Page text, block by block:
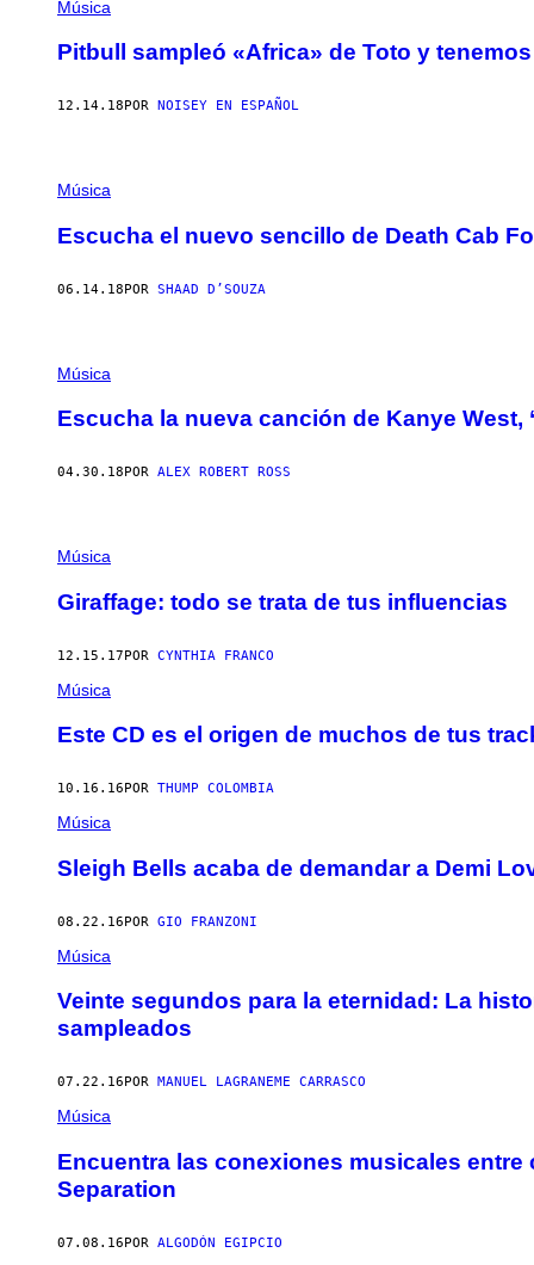
Música
Pitbull sampleó «Africa» de Toto y
12.14.18 POR NOISEY EN ESPAÑOL
Música
Escucha el nuevo sencillo de Death Cab
06.14.18POR SHAAD D’SOUZA
Música
Escucha la nueva canción de Kanye West,
04.30.18 POR ALEX ROBERT ROSS
Música
Giraffage: todo se trata de tus influencias
12.15.17POR CYNTHIA FRANCO
Música
Este CD es el origen de muchos de tus
10.16.16 POR THUMP COLOMBIA
Música
Sleigh Bells acaba de demandar a Demi
08.22.16POR GIO FRANZONI
Música
Veinte segundos para la eternidad: La
sampleados
07.22.16 POR MANUEL LAGRANEME CARRASCO
Música
Encuentra las conexiones musicales
Separation
07.08.16POR ALGODÓN EGIPCIO